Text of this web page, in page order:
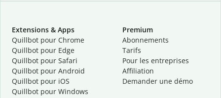
Extensions & Apps
Quillbot pour Chrome
Quillbot pour Edge
Quillbot pour Safari
Quillbot pour Android
Quillbot pour iOS
Quillbot pour Windows
Premium
Abonnements
Tarifs
Pour les entreprises
Affiliation
Demander une démo